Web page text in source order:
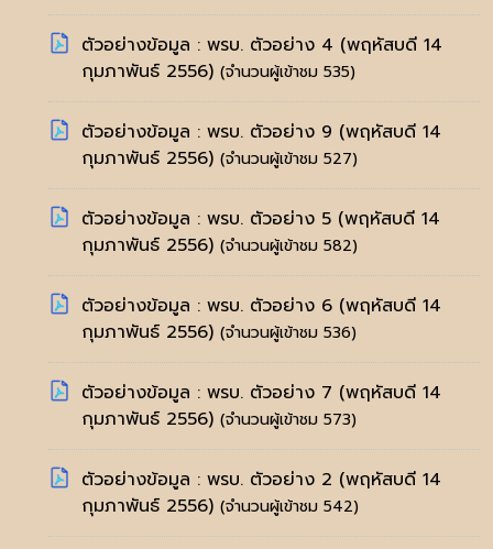
ตัวอย่างข้อมูล : พรบ. ตัวอย่าง 4 (พฤหัสบดี 14
กุมภาพันธ์ 2556) (จำนวนผู้เข้าชม 535)
ตัวอย่างข้อมูล : พรบ. ตัวอย่าง 9 (พฤหัสบดี 14
กุมภาพันธ์ 2556) (จำนวนผู้เข้าชม 527)
ตัวอย่างข้อมูล : พรบ. ตัวอย่าง 5 (พฤหัสบดี 14
กุมภาพันธ์ 2556) (จำนวนผู้เข้าชม 582)
ตัวอย่างข้อมูล : พรบ. ตัวอย่าง 6 (พฤหัสบดี 14
กุมภาพันธ์ 2556) (จำนวนผู้เข้าชม 536)
ตัวอย่างข้อมูล : พรบ. ตัวอย่าง 7 (พฤหัสบดี 14
กุมภาพันธ์ 2556) (จำนวนผู้เข้าชม 573)
ตัวอย่างข้อมูล : พรบ. ตัวอย่าง 2 (พฤหัสบดี 14
กุมภาพันธ์ 2556) (จำนวนผู้เข้าชม 542)